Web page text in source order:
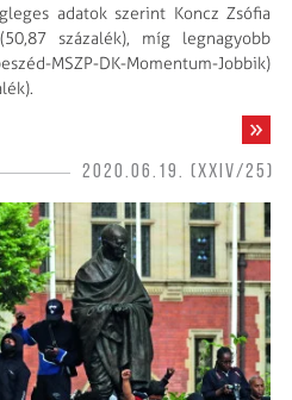
adatok szerint Koncz Zsófia
százalék), míg legnagyobb
MSZP-DK-Momentum-Jobbik)
2020.06.19. (XXIV/25)